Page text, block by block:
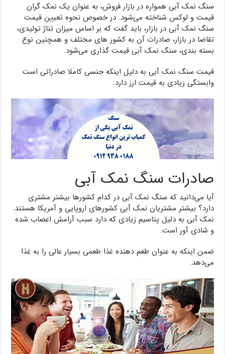
سنگ نمک آبی همواره در بازار فروش، به عنوان یک نمک گران
قیمت و لوکس شناخته می‌شود. در خصوص نحوه تعیین قیمت
سنگ نمک آبی در بازار، باید گفت که بر اساس میزان تناژ تولیدی،
تقاضا در بازار، صادرات آن به کشور های مختلف و همچنین نوع
بسته بندی، سنگ نمک آبی قیمت گذاری می‌شود.
قیمت سنگ نمک آبی به دلیل اینکه جنسی کاملا صادراتی است
وابستگی زیادی به قیمت ارز دارد.
صادرات سنگ نمک آبی
آیا می‌دانید که سنگ نمک آبی در کدام کشورها بیشتر مشتری
دارد؟ بیشتر مشتریان نمک آبی کشورهای اروپایی و آمریکا هستند.
نمک آبی به دلیل پتاسیم زیادی که دارد سبب آرامش اعصاب شده
و شادی آور است.
ضمن اینکه به عنوان طعم دهنده غذا طعمی بسیار عالی را به غذا
می‌دهد.